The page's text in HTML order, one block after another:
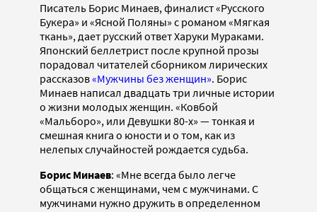
Писатель Борис Минаев, финалист «Русского
Букера» и «Ясной Поляны» с романом «Мягкая
ткань», дает русский ответ Харуки Мураками.
Японский беллетрист после крупной прозы
порадовал читателей сборником лирических
рассказов«Мужчины без женщин». Борис
Минаев написал двадцать три личные истории
о жизни молодых женщин. «Ковбой
«Мальборо», или Девушки 80-х» — тонкая и
смешная книга о юности и о том, как из
нелепых случайностей рождается судьба.
Борис Минаев: «Мне всегда было легче
общаться с женщинами, чем с мужчинами. С
мужчинами нужно дружить в определенном